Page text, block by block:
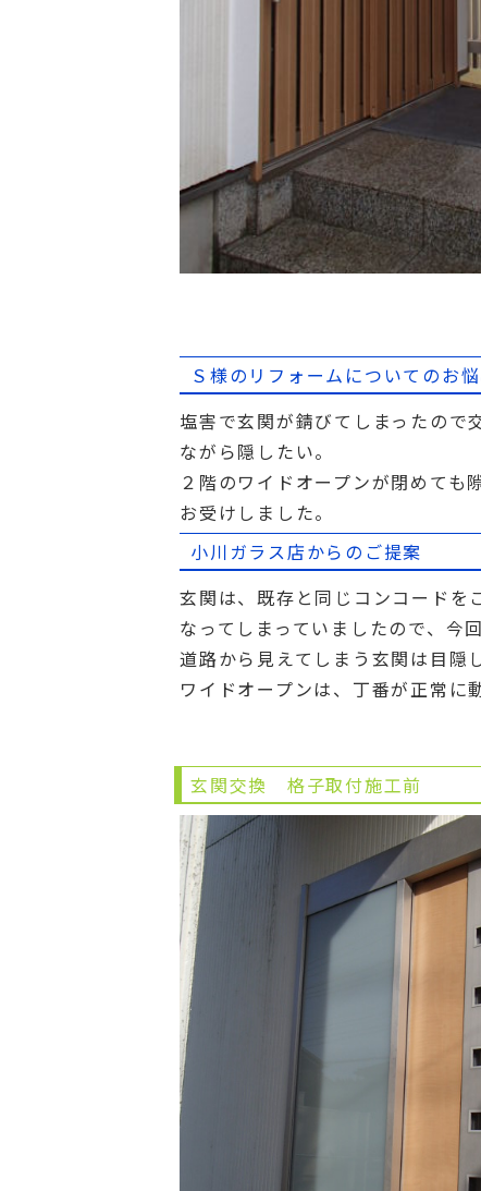
Ｓ様のリフォームについてのお
塩害で玄関が錆びてしまったので
ながら隠したい。
２階のワイドオープンが閉めても
お受けしました。
小川ガラス店からのご提案
玄関は、既存と同じコンコードを
なってしまっていましたので、今
道路から見えてしまう玄関は目隠
ワイドオープンは、丁番が正常に
玄関交換 格子取付施工前